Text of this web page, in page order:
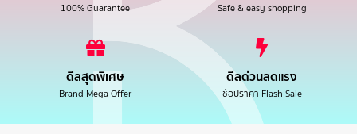
100% Guarantee Safe & easy shopping
ดีลสุดพิเศษ
Brand Mega Offer
ดีลด่วนลดแรง
ช้อปราคา Flash Sale